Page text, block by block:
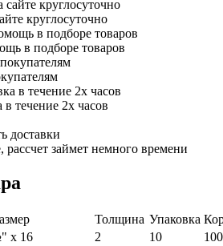
круглосуточно
в подборе товаров
течение 2х часов
доставки
займет немного времени
Толщина Упаковка
x 16 2 10
100